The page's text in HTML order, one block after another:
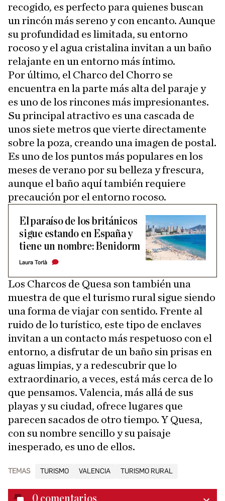
recogido, es perfecto para quienes buscan
un rincón más sereno y con encanto. Aunque
su profundidad es limitada, su entorno
rocoso y el agua cristalina invitan a un baño
relajante en un entorno más íntimo.
Por último, el Charco del Chorro se
encuentra en la parte más alta del paraje y
es uno de los rincones más impresionantes.
Su principal atractivo es una cascada de
unos siete metros que vierte directamente
sobre la poza, creando una imagen de postal.
Es uno de los puntos más populares en los
meses de verano por su belleza y frescura,
aunque el baño aquí también requiere
precaución por el entorno rocoso.
El paraíso de los británicos
sigue estando en España y
tiene un nombre: Benidorm
Laura Torlà
Los Charcos de Quesa son también una
muestra de que el turismo rural sigue siendo
una forma de viajar con sentido. Frente al
ruido de lo turístico, este tipo de enclaves
invitan a un contacto más respetuoso con el
entorno, a disfrutar de un baño sin prisas en
aguas limpias, y a redescubrir que lo
extraordinario, a veces, está más cerca de lo
que pensamos. Valencia, más allá de sus
playas y su ciudad, ofrece lugares que
parecen sacados de otro tiempo. Y Quesa,
con su nombre sencillo y su paisaje
inesperado, es uno de ellos.
TEMAS TURISMO VALENCIA TURISMO RURAL